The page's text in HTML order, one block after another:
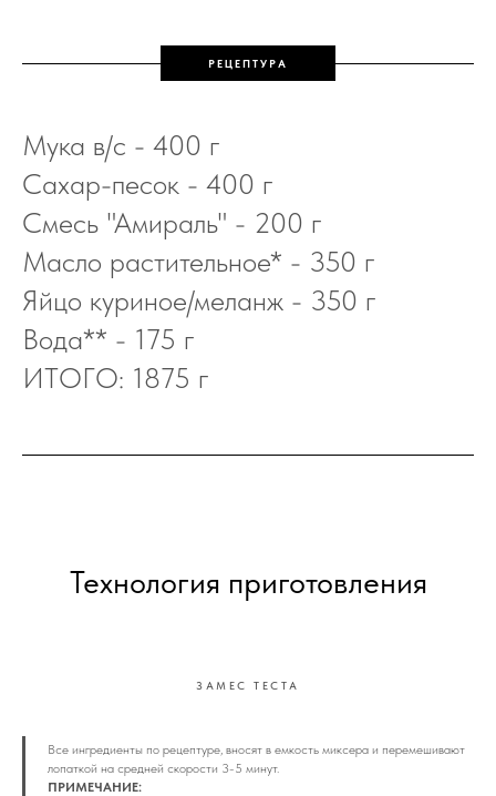
РЕЦЕПТУРА
Мука в/с - 400 г
Сахар-песок - 400 г
Смесь "Амираль" - 200 г
Масло растительное* - 350 г
Яйцо куриное/меланж - 350 г
Вода** - 175 г
ИТОГО: 1875 г
Технология приготовления
ЗАМЕС ТЕСТА
Все ингредиенты по рецептуре, вносят в емкость миксера и перемешивают
лопаткой на средней скорости 3-5 минут.
ПРИМЕЧАНИЕ: